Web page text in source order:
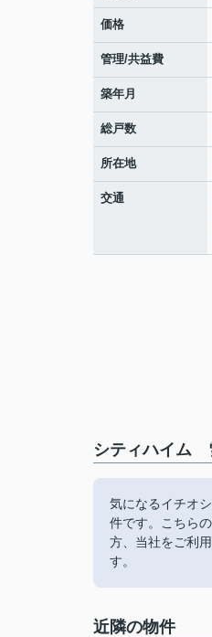
価格
管理/共益費
築年月
総戸数
所在地
交通
シティハイム
気になるイチオ
件です。こちら
方、当社をご利
す。
近隣の物件